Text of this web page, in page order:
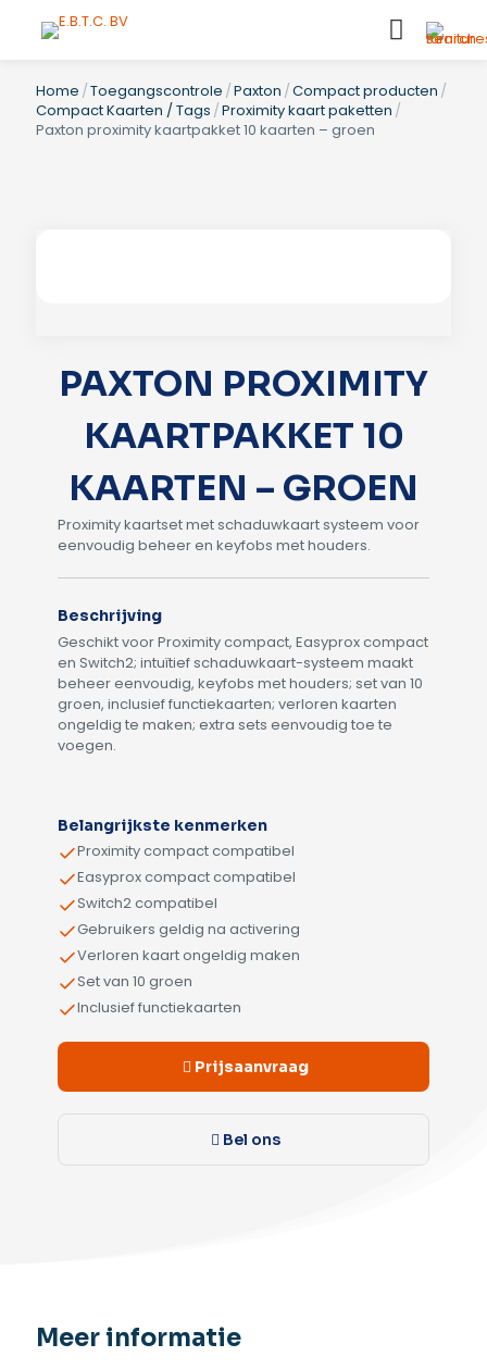
Home /Toegangscontrole /Paxton /Compact producten /
Compact Kaarten / Tags /Proximity kaart paketten /
Paxton proximity kaartpakket 10 kaarten – groen
PAXTON PROXIMITY
KAARTPAKKET 10
KAARTEN – GROEN
Proximity kaartset met schaduwkaart systeem voor
eenvoudig beheer en keyfobs met houders.
Beschrijving
Geschikt voor Proximity compact, Easyprox compact
en Switch2; intuïtief schaduwkaart-systeem maakt
beheer eenvoudig, keyfobs met houders; set van 10
groen, inclusief functiekaarten; verloren kaarten
ongeldig te maken; extra sets eenvoudig toe te
voegen.
Belangrijkste kenmerken
Proximity compact compatibel
Easyprox compact compatibel
Switch2 compatibel
Gebruikers geldig na activering
Verloren kaart ongeldig maken
Set van 10 groen
Inclusief functiekaarten
Prijsaanvraag
Bel ons
Meer informatie